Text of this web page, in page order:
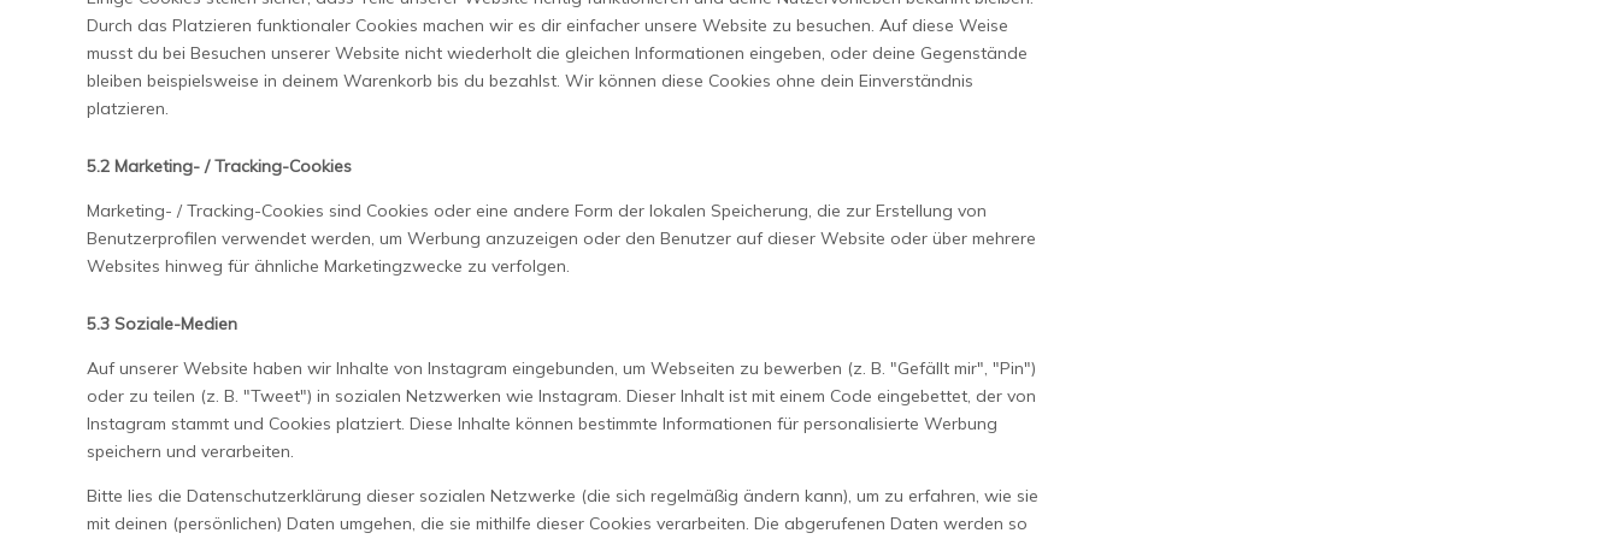
Durch das Platzieren funktionaler Cookies machen wir es dir einfacher unsere Website zu besuchen. Auf diese Weise
musst du bei Besuchen unserer Website nicht wiederholt die gleichen Informationen eingeben, oder deine Gegenstände
bleiben beispielsweise in deinem Warenkorb bis du bezahlst. Wir können diese Cookies ohne dein Einverständnis
platzieren.
5.2 Marketing- / Tracking-Cookies
Marketing- / Tracking-Cookies sind Cookies oder eine andere Form der lokalen Speicherung, die zur Erstellung von
Benutzerprofilen verwendet werden, um Werbung anzuzeigen oder den Benutzer auf dieser Website oder über mehrere
Websites hinweg für ähnliche Marketingzwecke zu verfolgen.
5.3 Soziale-Medien
Auf unserer Website haben wir Inhalte von Instagram eingebunden, um Webseiten zu bewerben (z. B. "Gefällt mir", "Pin")
oder zu teilen (z. B. "Tweet") in sozialen Netzwerken wie Instagram. Dieser Inhalt ist mit einem Code eingebettet, der von
Instagram stammt und Cookies platziert. Diese Inhalte können bestimmte Informationen für personalisierte Werbung
speichern und verarbeiten.
Bitte lies die Datenschutzerklärung dieser sozialen Netzwerke (die sich regelmäßig ändern kann), um zu erfahren, wie sie
mit deinen (persönlichen) Daten umgehen, die sie mithilfe dieser Cookies verarbeiten. Die abgerufenen Daten werden so